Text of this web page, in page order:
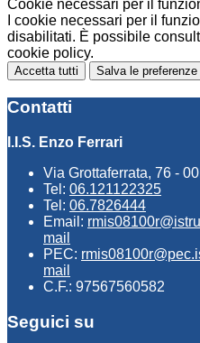
Cookie necessari per il
I cookie necessari per il
disabilitati. È possibile
cookie policy.
Accetta tutti Salva le preferenze
Contatti
I.I.S. Enzo Ferrari
Via Grottaferrata, 76 -
Tel: 06.121122325
Tel: 06.7826444
Email:
mail
PEC:
mail
C.F.: 97567560582
Seguici su